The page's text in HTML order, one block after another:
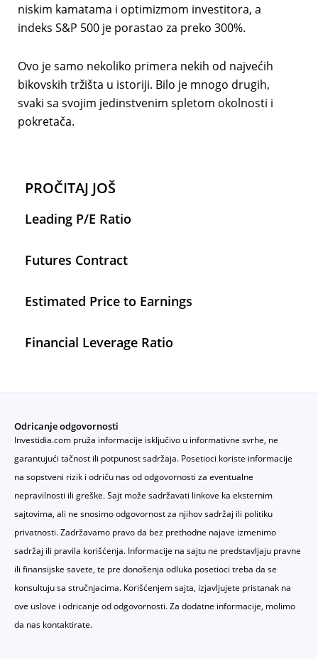
niskim kamatama i optimizmom investitora, a
indeks S&P 500 je porastao za preko 300%.
Ovo je samo nekoliko primera nekih od najvećih
bikovskih tržišta u istoriji. Bilo je mnogo drugih,
svaki sa svojim jedinstvenim spletom okolnosti i
pokretača.
PROČITAJ JOŠ
Leading P/E Ratio
Futures Contract
Estimated Price to Earnings
Financial Leverage Ratio
Odricanje odgovornosti
Investidia.com pruža informacije isključivo u informativne svrhe, ne
garantujući tačnost ili potpunost sadržaja. Posetioci koriste informacije
na sopstveni rizik i odriču nas od odgovornosti za eventualne
nepravilnosti ili greške. Sajt može sadržavati linkove ka eksternim
sajtovima, ali ne snosimo odgovornost za njihov sadržaj ili politiku
privatnosti. Zadržavamo pravo da bez prethodne najave izmenimo
sadržaj ili pravila korišćenja. Informacije na sajtu ne predstavljaju pravne
ili finansijske savete, te pre donošenja odluka posetioci treba da se
konsultuju sa stručnjacima. Korišćenjem sajta, izjavljujete pristanak na
ove uslove i odricanje od odgovornosti. Za dodatne informacije, molimo
da nas kontaktirate.